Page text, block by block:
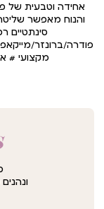
אחידה וטבעית של
והנוח מאפשר
סינתטיים
פודרה/ברונזר/
מקצועי #